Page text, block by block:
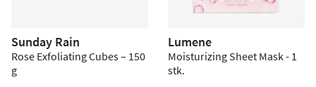
Sunday Rain
Rose Exfoliating Cubes – 150
g
Lumene
Moisturizing Sheet Mask - 1
stk.